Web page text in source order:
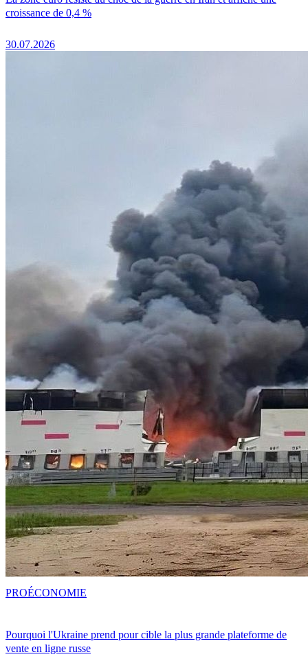
croissance de 0,4 %
30.07.2026
Pourquoi l'Ukraine prend pour cible la plus grande plateforme de
vente en ligne russe
PROÉCONOMIE